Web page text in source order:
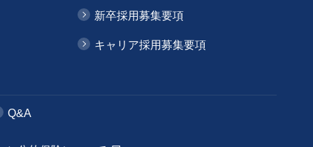
新卒採用募集要項
キャリア採用募集要項
Q&A